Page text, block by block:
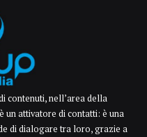
contenuti, nell’area della
un attivatore di contatti: è una
di dialogare tra loro, grazie a